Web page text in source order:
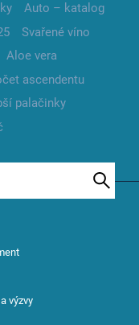
Auto – katalog
Svařené víno
Aloe vera
ascendentu
palačinky
výzvy